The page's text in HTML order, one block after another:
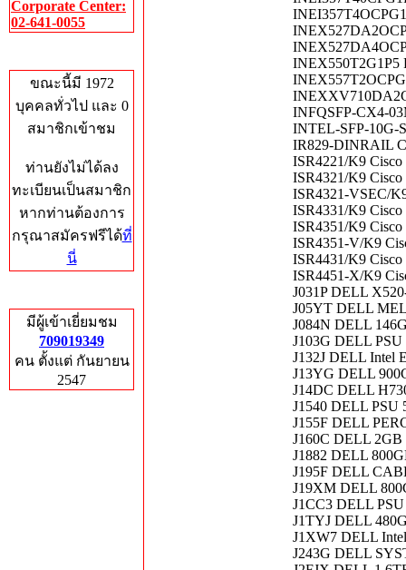
Corporate Center:
02-641-0055
ขณะนี้มี 1972
บุคคลทั่วไป และ 0
สมาชิกเข้าชม
ท่านยังไม่ได้ลง
ทะเบียนเป็นสมาชิก
หากท่านต้องการ
กรุณาสมัครฟรีได้ที่
นี่
มีผู้เข้าเยี่ยมชม
709019349
คน ตั้งแต่ กันยายน
2547
INEX550T2G1P5
INFQSFP-CX4-
INTEL-SFP-10G-
IR829-DINRAIL
ISR4221/K9
ISR4321/K9
ISR4321-VSEC/
ISR4331/K9
ISR4351/K9
ISR4351-V/K9
ISR4431/K9
ISR4451-X/K9
J031P DELL
J05YT DELL
J084N DELL
J103G DELL PSU
J132J DELL Intel
J13YG DELL
J14DC DELL
J1540 DELL PSU
J155F DELL
J160C DELL
J1882 DELL
J195F DELL
J19XM DELL
J1CC3 DELL
J1TYJ DELL
J1XW7 DELL
J243G DELL